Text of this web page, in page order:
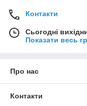
Контакти
Сьогодні
Показати весь
Про нас
Контакти